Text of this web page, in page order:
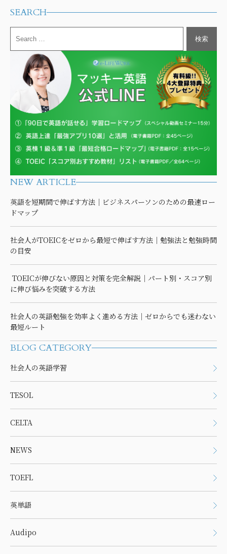
SEARCH
NEW ARTICLE
英語を短期間で伸ばす方法｜ビジネスパーソンのための最速ロー
ドマップ
社会人がTOEICをゼロから最短で伸ばす方法｜勉強法と勉強時間
の目安
TOEICが伸びない原因と対策を完全解説｜パート別・スコア別
に伸び悩みを突破する方法
社会人の英語勉強を効率よく進める方法｜ゼロからでも迷わない
最短ルート
BLOG CATEGORY
社会人の英語学習
TESOL
CELTA
NEWS
TOEFL
英単語
Audipo